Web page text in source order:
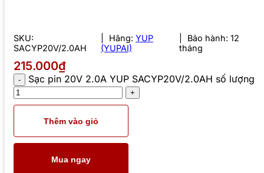
SKU:
SACYP20V/2.0AH
Hãng: YUP
(YUPAI)
Bảo hành: 12
tháng
215.000₫
Sạc pin 20V 2.0A YUP SACYP20V/2.0AH số lượng
Thêm vào giỏ
Mua ngay